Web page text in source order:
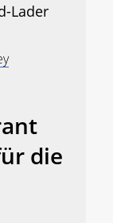
Lader
die